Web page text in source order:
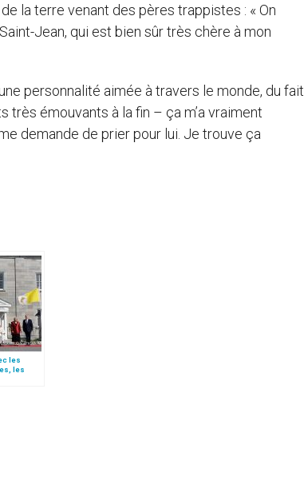
la terre venant des pères trappistes : « On
Jean, qui est bien sûr très chère à mon
personnalité aimée à travers le monde, du fait
très émouvants à la fin – ça m’a vraiment
demande de prier pour lui. Je trouve ça
les
les